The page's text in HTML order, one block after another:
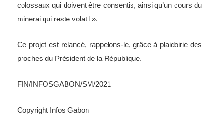
colossaux qui doivent être consentis, ainsi qu’un cours du
minerai qui reste volatil ».
Ce projet est relancé, rappelons-le, grâce à plaidoirie des
proches du Président de la République.
FIN/INFOSGABON/SM/2021
Copyright Infos Gabon